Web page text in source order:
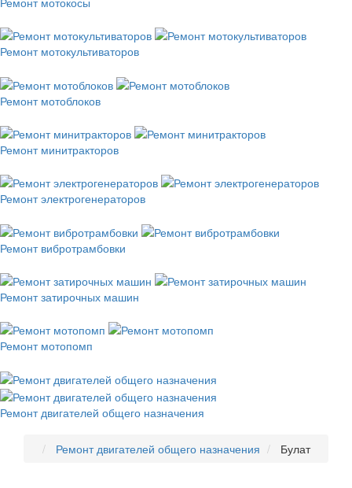
Ремонт мотокультиваторов
Ремонт мотоблоков
Ремонт минитракторов
Ремонт электрогенераторов
Ремонт вибротрамбовки
Ремонт затирочных машин
Ремонт мотопомп
Ремонт двигателей общего назначения
Ремонт двигателей общего назначения Булат